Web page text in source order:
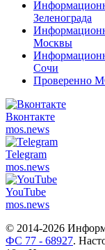
Зеленограда
Москвы
Сочи
Проверенно
Вконтакте
mos.news
Telegram
mos.news
YouTube
mos.news
© 2014-2026
ФС 77 - 68927.